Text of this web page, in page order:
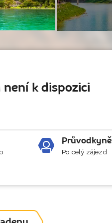
není k dispozici
Průvodkyně
Po celý zájezd